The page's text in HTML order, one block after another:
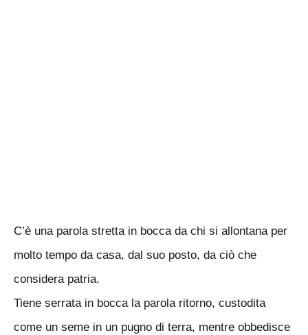
C’è una parola stretta in bocca da chi si allontana per
molto tempo da casa, dal suo posto, da ciò che
considera patria.
Tiene serrata in bocca la parola ritorno, custodita
come un seme in un pugno di terra, mentre obbedisce